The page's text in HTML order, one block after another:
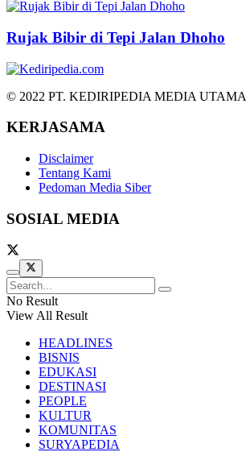
Rujak Bibir di Tepi Jalan Dhoho
© 2022 PT. KEDIRIPEDIA MEDIA UTAMA
KERJASAMA
Disclaimer
Tentang Kami
Pedoman Media Siber
SOSIAL MEDIA
No Result
View All Result
HEADLINES
BISNIS
EDUKASI
DESTINASI
PEOPLE
KULTUR
KOMUNITAS
SURYAPEDIA